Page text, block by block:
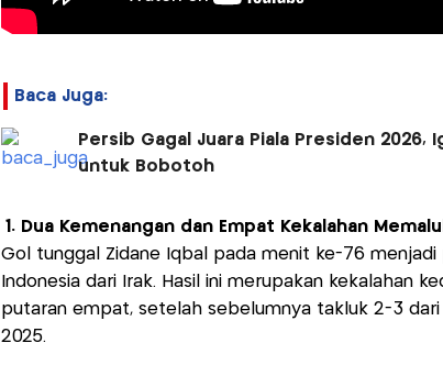
Baca Juga:
Persib Gagal Juara Piala Presiden
untuk Bobotoh
1. Dua Kemenangan dan Empat Kekalahan
Gol tunggal Zidane Iqbal pada menit ke-76 menjadi
Indonesia dari Irak. Hasil ini merupakan kekalahan
putaran empat, setelah sebelumnya takluk 2-3
2025.